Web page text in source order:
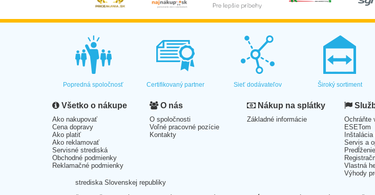
Popredná spoločnosť Certifikovaný partner Sieť dodávateľov Široký sortiment
Všetko o nákupe
Ako nakupovať
Cena dopravy
Ako platiť
Ako reklamovať
Servisné strediská
Obchodné podmienky
Reklamačné podmienky
O nás
O spoločnosti
Voľné pracovné pozície
Kontakty
Nákup na splátky
Základné informácie
Ochráňte
ESETom
Servis a
Vlastná
Výhody
strediska Slovenskej republiky